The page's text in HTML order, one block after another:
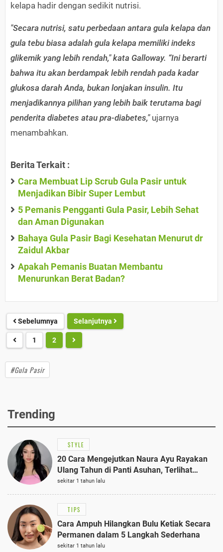
kelapa hadir dengan sedikit nutrisi.
"Secara nutrisi, satu perbedaan antara gula kelapa dan
gula tebu biasa adalah gula kelapa memiliki indeks
glikemik yang lebih rendah," kata Galloway. “Ini berarti
bahwa itu akan berdampak lebih rendah pada kadar
glukosa darah Anda, bukan lonjakan insulin. Itu
menjadikannya pilihan yang lebih baik terutama bagi
penderita diabetes atau pra-diabetes," ujarnya
menambahkan.
Berita Terkait :
Cara Membuat Lip Scrub Gula Pasir untuk
Menjadikan Bibir Super Lembut
5 Pemanis Pengganti Gula Pasir, Lebih Sehat
dan Aman Digunakan
Bahaya Gula Pasir Bagi Kesehatan Menurut dr
Zaidul Akbar
Apakah Pemanis Buatan Membantu
Menurunkan Berat Badan?
Sebelumnya Selanjutnya
1 2
#Gula Pasir
Trending
STYLE
20 Cara Mengejutkan Naura Ayu Rayakan
Ulang Tahun di Panti Asuhan, Terlihat
Anggun dengan Kaftan Cokelat
sekitar 1 tahun lalu
TIPS
Cara Ampuh Hilangkan Bulu Ketiak Secara
Permanen dalam 5 Langkah Sederhana
sekitar 1 tahun lalu